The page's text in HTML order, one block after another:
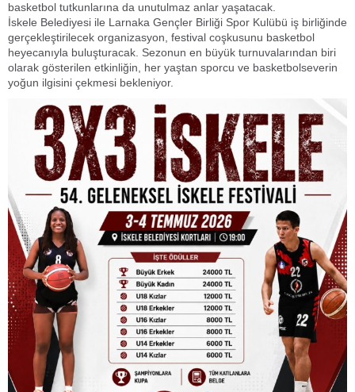
basketbol tutkunlarına da unutulmaz anlar yaşatacak.
İskele Belediyesi ile Larnaka Gençler Birliği Spor Kulübü iş birliğinde
gerçekleştirilecek organizasyon, festival coşkusunu basketbol
heyecanıyla buluşturacak. Sezonun en büyük turnuvalarından biri
olarak gösterilen etkinliğin, her yaştan sporcu ve basketbolseverin
yoğun ilgisini çekmesi bekleniyor.